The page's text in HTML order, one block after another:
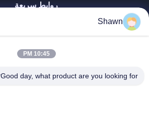
روابط سريعة
منتجات
أشرطة فيديو
عرض الواقع الافتراضي
معلومات عنا
Shawn
10:45 PM
Good day, what product are you looking for?